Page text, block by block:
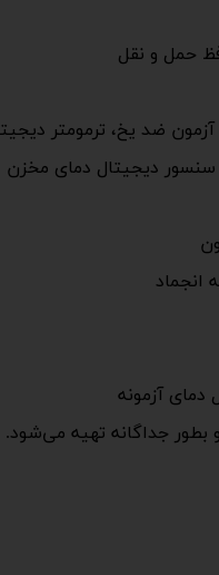
حمل و نقل
ضد یخ، ترمومتر
سنسور دیجیتال دمای مخزن
دمای آزمونه
بطور جداگانه تهیه می‌شود.